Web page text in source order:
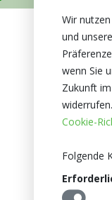
Wir
und
wenn Sie
Zukunft
Cookie-
Folgende